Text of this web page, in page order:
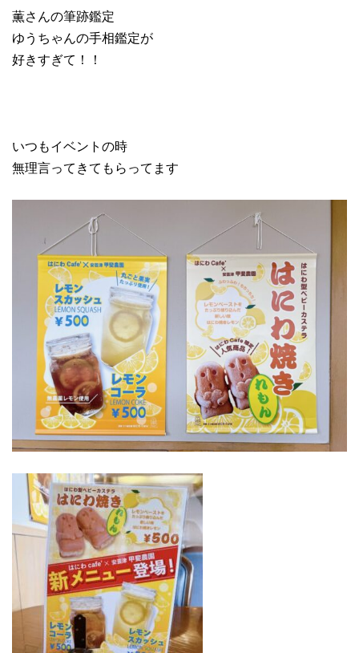
薫さんの筆跡鑑定
ゆうちゃんの手相鑑定が
好きすぎて！！
いつもイベントの時
無理言ってきてもらってます